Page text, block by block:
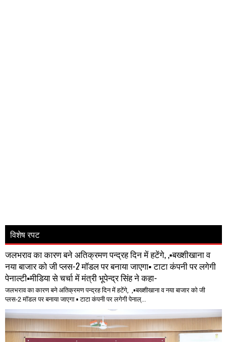
विशेष रपट
जलभराव का कारण बने अतिक्रमण पन्द्रह दिन में हटेंगे, ,▪️बख्शीखाना व
नया बाजार को जी प्लस-2 मॉडल पर बनाया जाएगा▪️ टाटा कंपनी पर लगेगी
पेनाल्टी▪️मीडिया से चर्चा में मंत्री भूपेन्द्र सिंह ने कहा-
जलभराव का कारण बने अतिक्रमण पन्द्रह दिन में हटेंगे, ,▪️बख्शीखाना व नया बाजार को जी
प्लस-2 मॉडल पर बनाया जाएगा ▪️ टाटा कंपनी पर लगेगी पेनाल्...